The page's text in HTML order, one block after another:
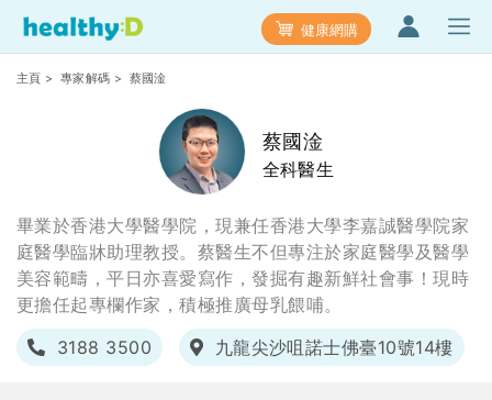
健康網購
主頁 > 專家解碼 > 蔡國淦
蔡國淦
全科醫生
畢業於香港大學醫學院，現兼任香港大學李嘉誠醫學院家
庭醫學臨牀助理教授。蔡醫生不但專注於家庭醫學及醫學
美容範疇，平日亦喜愛寫作，發掘有趣新鮮社會事！現時
更擔任起專欄作家，積極推廣母乳餵哺。
3188 3500
九龍尖沙咀諾士佛臺10號14樓